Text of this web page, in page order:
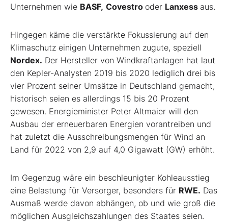
Unternehmen wie BASF, Covestro oder Lanxess aus.
Hingegen käme die verstärkte Fokussierung auf den
Klimaschutz einigen Unternehmen zugute, speziell
Nordex. Der Hersteller von Windkraftanlagen hat laut
den Kepler-Analysten 2019 bis 2020 lediglich drei bis
vier Prozent seiner Umsätze in Deutschland gemacht,
historisch seien es allerdings 15 bis 20 Prozent
gewesen. Energieminister Peter Altmaier will den
Ausbau der erneuerbaren Energien vorantreiben und
hat zuletzt die Ausschreibungsmengen für Wind an
Land für 2022 von 2,9 auf 4,0 Gigawatt (GW) erhöht.
Im Gegenzug wäre ein beschleunigter Kohleausstieg
eine Belastung für Versorger, besonders für RWE. Das
Ausmaß werde davon abhängen, ob und wie groß die
möglichen Ausgleichszahlungen des Staates seien.